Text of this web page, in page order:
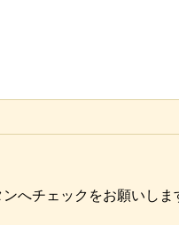
へチェックをお願いしま